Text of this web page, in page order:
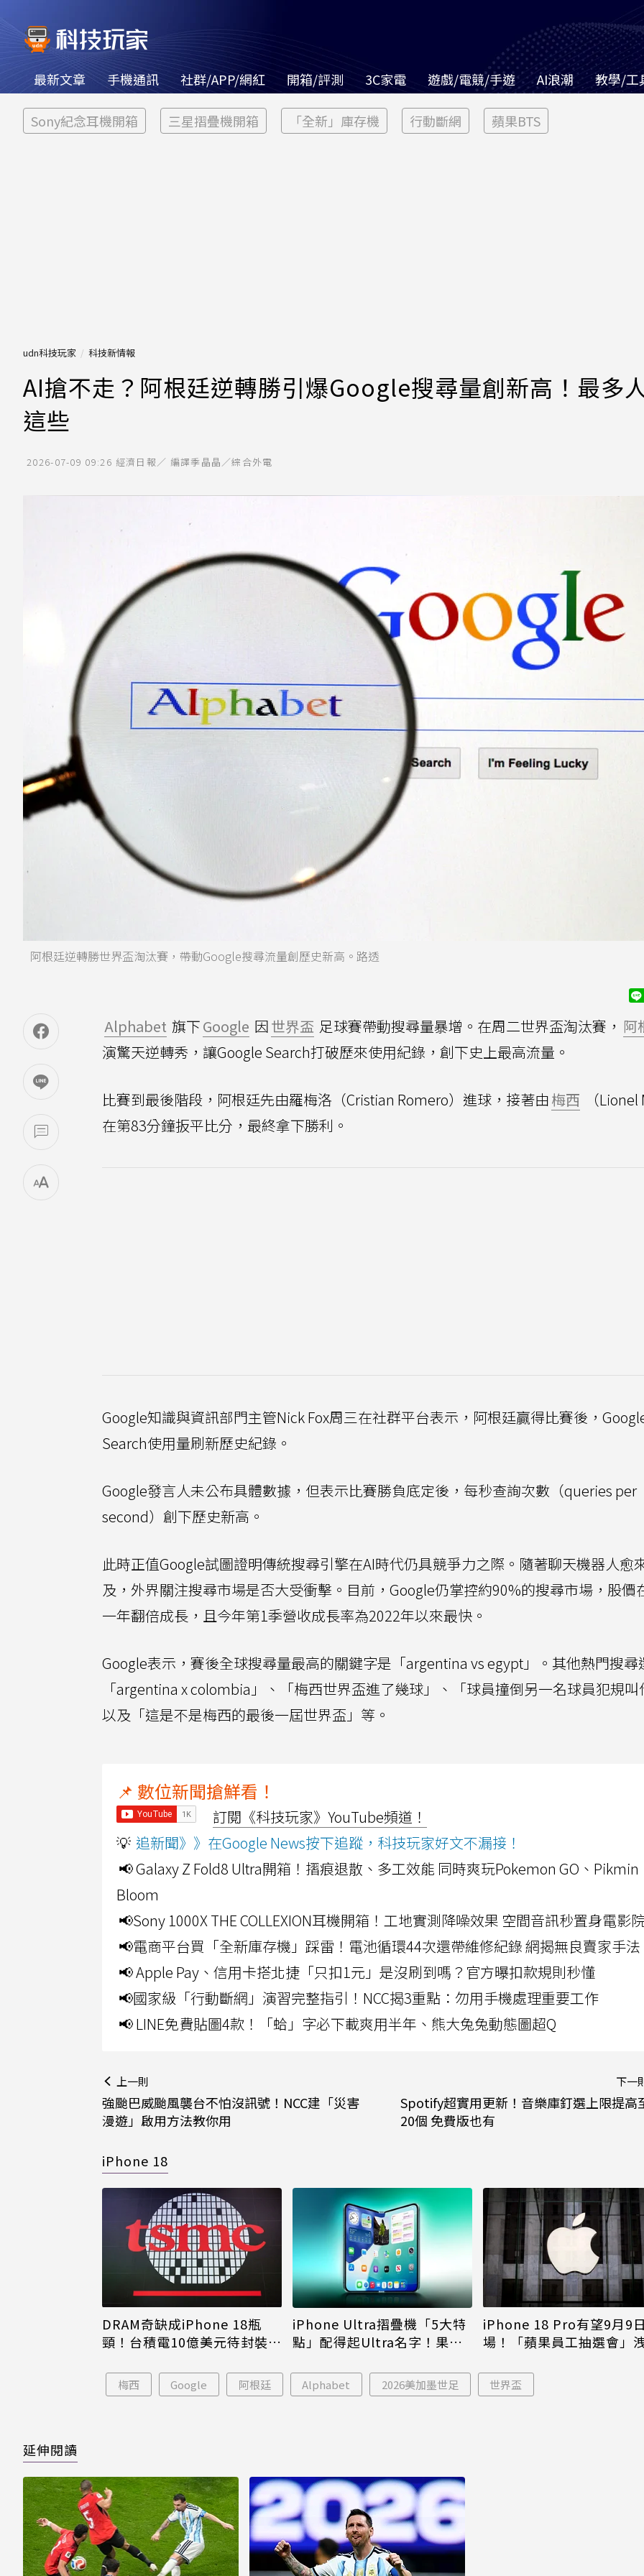
最新文章 手機通訊 社群/APP/網紅 開箱/評測 3C家電 遊戲/電競/手遊 AI浪潮 教學/工
Sony紀念耳機開箱 三星摺疊機開箱 「全新」庫存機 行動斷網 蘋果BTS
udn科技玩家 科技新情報
AI搶不走？阿根廷逆轉勝引爆Google搜尋量創新高！最多
這些
2026-07-09 09:26 經濟日報／ 編譯季晶晶／綜合外電
阿根廷逆轉勝世界盃淘汰賽，帶動Google搜尋流量創歷史新高。路透
Alphabet 旗下Google 因世界盃 足球賽帶動搜尋量暴增。在周二世界盃淘汰賽， 阿
演驚天逆轉秀，讓Google Search打破歷來使用紀錄，創下史上最高流量。
比賽到最後階段，阿根廷先由羅梅洛（Cristian Romero）進球，接著由梅西
（
在第83分鐘扳平比分，最終拿下勝利。
Google知識與資訊部門主管Nick Fox周三在社群平台表示，阿根廷贏得比賽後，
Search使用量刷新歷史紀錄。
Google發言人未公布具體數據，但表示比賽勝負底定後，每秒查詢次數（queries per
second）創下歷史新高。
此時正值Google試圖證明傳統搜尋引擎在AI時代仍具競爭力之際。隨著聊天機器人愈
及，外界關注搜尋市場是否大受衝擊。目前，Google仍掌控約90%的搜尋市場，股價
一年翻倍成長，且今年第1季營收成長率為2022年以來最快。
Google表示，賽後全球搜尋量最高的關鍵字是「argentina vs egypt」。其他熱門搜尋
「argentina x colombia」、「梅西世界盃進了幾球」、「球員撞倒另一名球員犯規
以及「這是不是梅西的最後一屆世界盃」等。
📌 數位新聞搶鮮看！
訂閱《科技玩家》YouTube頻道！
💡 追新聞》》在Google News按下追蹤，科技玩家好文不漏接！
📢 Galaxy Z Fold8 Ultra開箱！摺痕退散、多工效能 同時爽玩Pokemon GO、Pikmin
Bloom
📢Sony 1000X THE COLLEXION耳機開箱！工地實測降噪效果 空間音訊秒置身電影
📢電商平台買「全新庫存機」踩雷！電池循環44次還帶維修紀錄 網揭無良賣家手法
📢 Apple Pay、信用卡搭北捷「只扣1元」是沒刷到嗎？官方曝扣款規則秒懂
📢國家級「行動斷網」演習完整指引！NCC揭3重點：勿用手機處理重要工作
📢 LINE免費貼圖4款！「蛤」字必下載爽用半年、熊大兔兔動態圖超Q
上一則
強颱巴威颱風襲台不怕沒訊號！NCC建「災害
漫遊」啟用方法教你用
下一
Spotify超實用更新！音樂庫釘選上限提高
20個 免費版也有
iPhone 18
DRAM奇缺成iPhone 18瓶
頸！台積電10億美元待封裝晶
iPhone Ultra摺疊機「5大特
點」配得起Ultra名字！果粉
iPhone 18 Pro有望9月9
場！「蘋果員工抽選會」
梅西 Google 阿根廷 Alphabet 2026美加墨世足 世界盃
延伸閱讀